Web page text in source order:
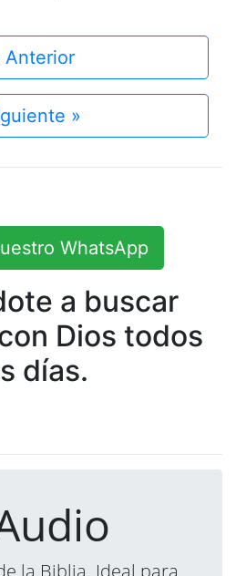
Anterior
»
WhatsApp
a buscar
Dios todos
días.
la Biblia. Ideal para